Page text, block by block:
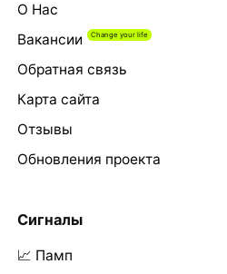
О Нас
Вакансии
Обратная связь
Карта сайта
Отзывы
Обновления проекта
Сигналы
📈 Памп